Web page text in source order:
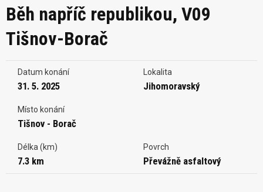
Běh napříč republikou, V09
Tišnov-Borač
Datum konání
31. 5. 2025
Lokalita
Jihomoravský
Místo konání
Tišnov - Borač
Délka (km)
7.3 km
Povrch
Převážně asfaltový